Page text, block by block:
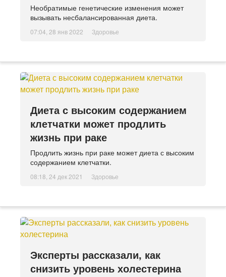
Необратимые генетические изменения может
вызывать несбалансированная диета.
07:04, 28 янв 2022 Здоровье
Диета с высоким содержанием
клетчатки может продлить
жизнь при раке
Продлить жизнь при раке может диета с высоким
содержанием клетчатки.
08:18, 24 дек 2021 Здоровье
Эксперты рассказали, как
снизить уровень холестерина